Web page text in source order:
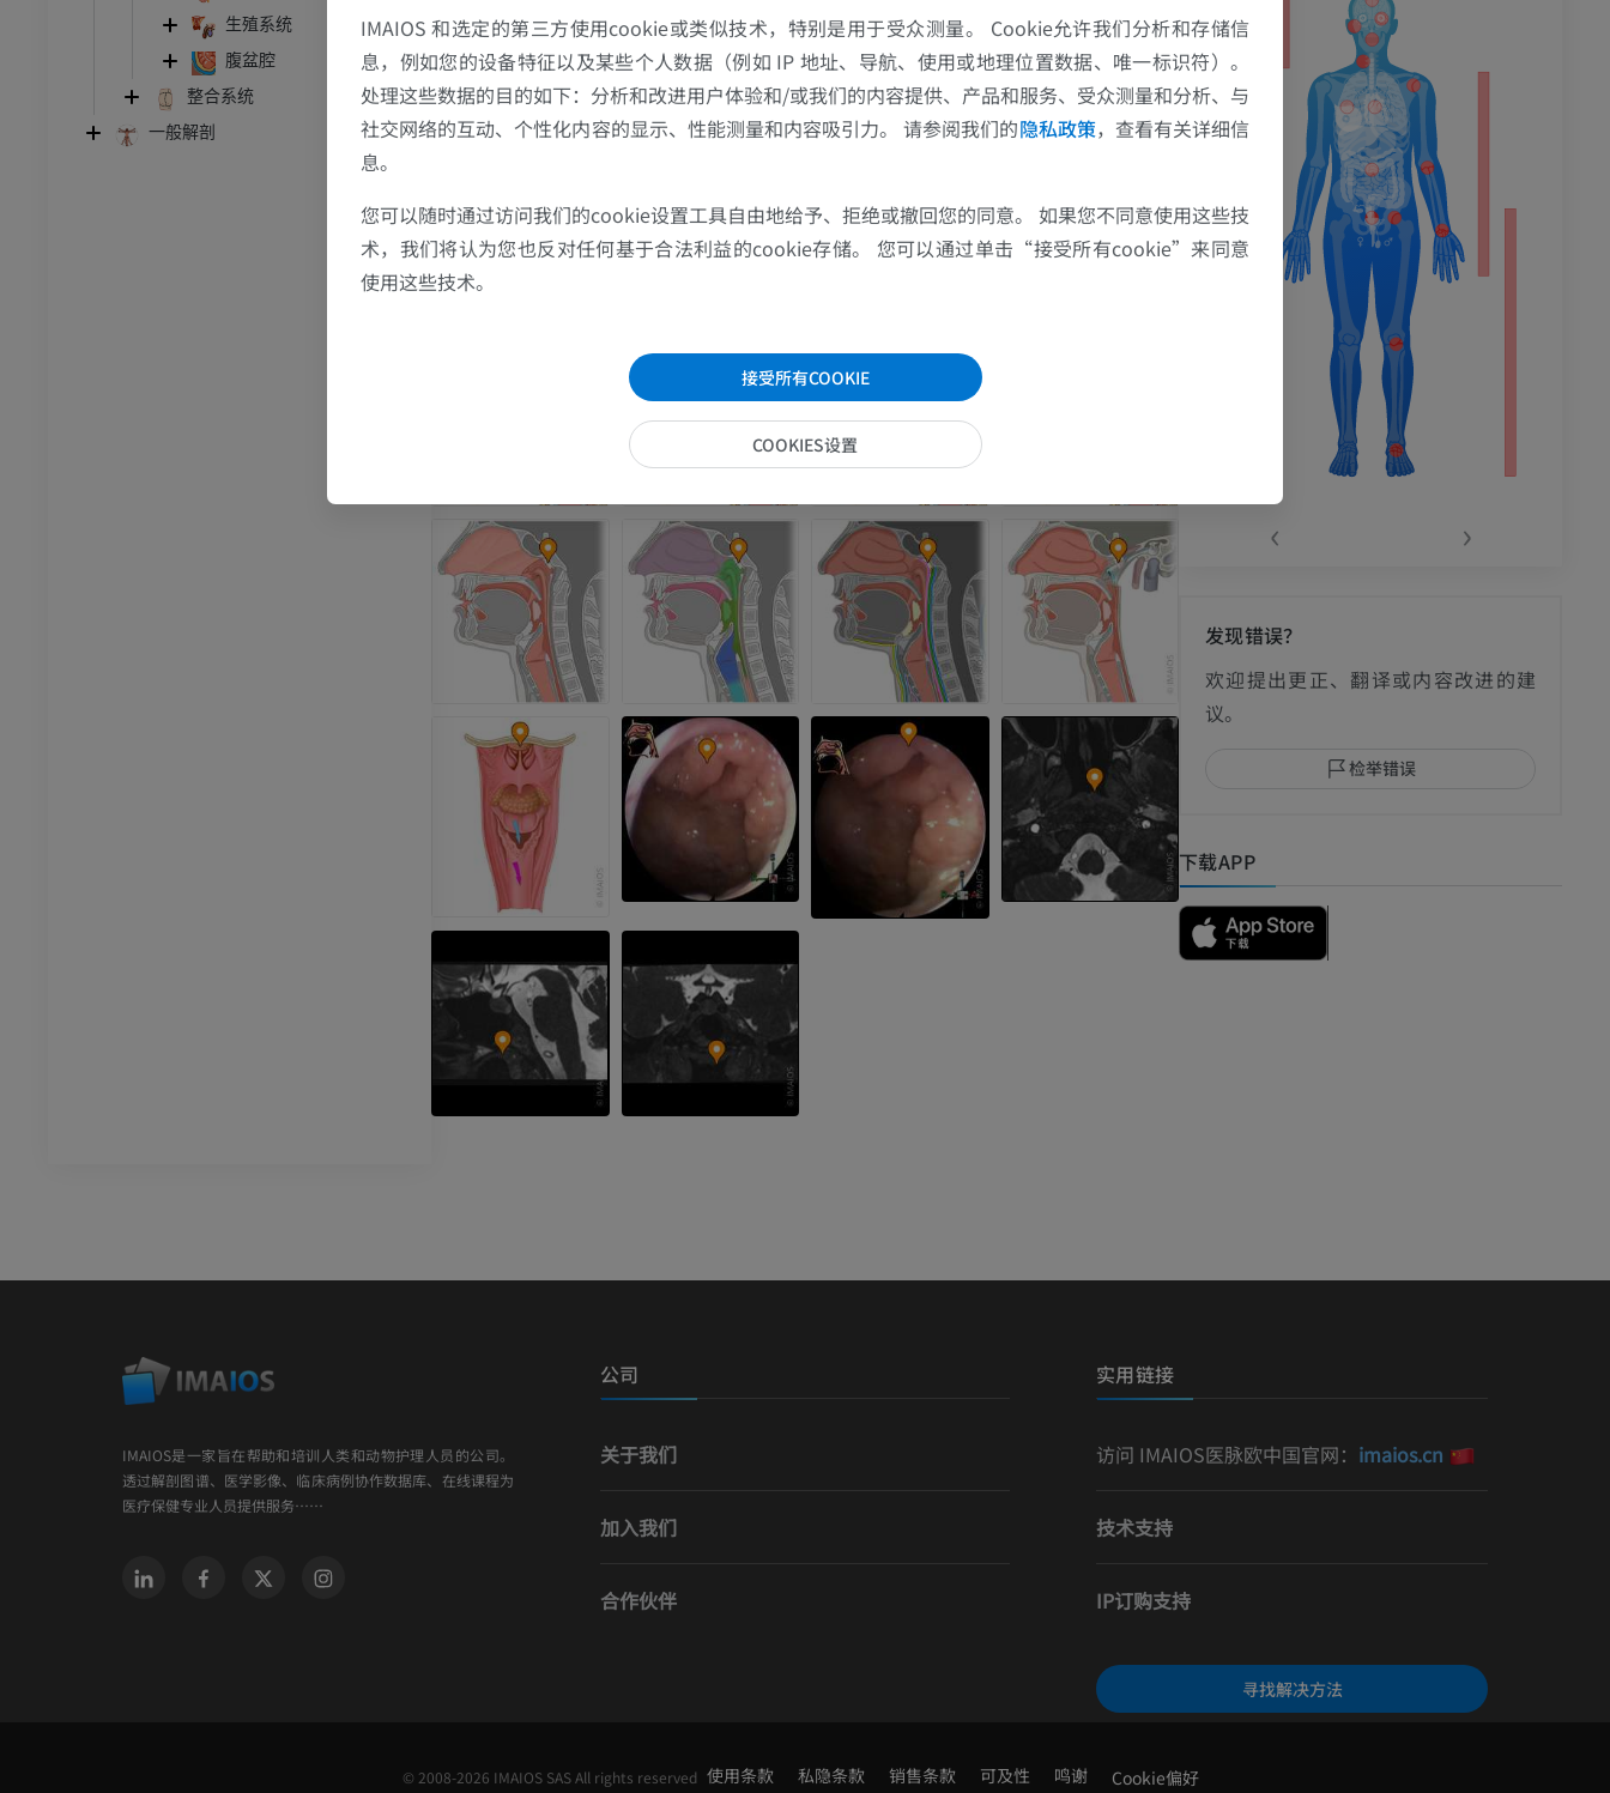
生殖系统
腹盆腔
整合系统
一般解剖
‹ ›
发现错误？
欢迎提出更正、翻译或内容改进的建
议。
检举错误
下载APP
IMAIOS是一家旨在帮助和培训人类和动物护理人员的公司。
透过解剖图谱、医学影像、临床病例协作数据库、在线课程为
医疗保健专业人员提供服务……
公司
关于我们
加入我们
合作伙伴
实用链接
访问 IMAIOS医脉欧中国官网： imaios.cn
技术支持
IP订购支持
寻找解决方法
© 2008-2026 IMAIOS SAS All rights reserved 使用条款 私隐条款 销售条款 可及性 鸣谢 Cookie偏好
IMAIOS 和选定的第三方使用cookie或类似技术，特别是用于受众测量。 Cookie允许我们分析和存储信
息，例如您的设备特征以及某些个人数据（例如 IP 地址、导航、使用或地理位置数据、唯一标识符）。
处理这些数据的目的如下：分析和改进用户体验和/或我们的内容提供、产品和服务、受众测量和分析、与
社交网络的互动、个性化内容的显示、性能测量和内容吸引力。 请参阅我们的隐私政策，查看有关详细信
息。
您可以随时通过访问我们的cookie设置工具自由地给予、拒绝或撤回您的同意。 如果您不同意使用这些技
术，我们将认为您也反对任何基于合法利益的cookie存储。 您可以通过单击“接受所有cookie”来同意
使用这些技术。
接受所有COOKIE
COOKIES设置